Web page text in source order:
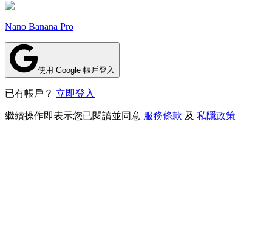
Nano Banana Pro
使用 Google 帳戶登入
已有帳戶？ 立即登入
繼續操作即表示您已閱讀並同意 服務條款 及 私隱政策